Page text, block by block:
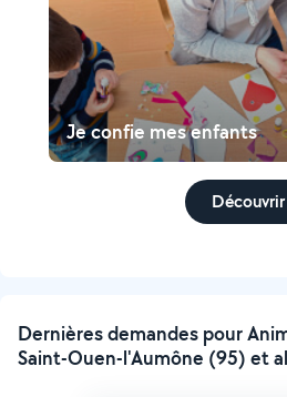
Je confie mes enfants
Découvrir
Dernières demandes pour
Saint-Ouen-l'Aumône (95) et